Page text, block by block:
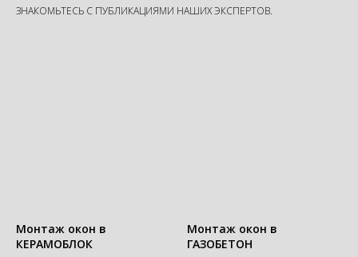
ЗНАКОМЬТЕСЬ С ПУБЛИКАЦИЯМИ НАШИХ ЭКСПЕРТОВ.
Монтаж окон в
КЕРАМОБЛОК
Монтаж окон в
ГАЗОБЕТОН